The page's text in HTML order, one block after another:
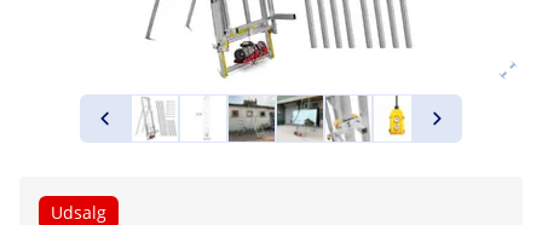
Udsalg